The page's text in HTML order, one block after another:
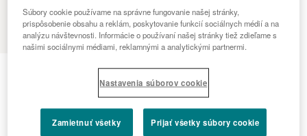
MENU
Dna je bežný typ zápalovej artritídy, ktorá sa
vyznačuje náhlymi, intenzívnymi epizódami
Súbory cookie používame na správne fungovanie našej stránky,
prispôsobenie obsahu a reklám, poskytovanie funkcií sociálnych médií a na
analýzu návštevnosti. Informácie o používaní našej stránky tiež zdieľame s
našimi sociálnymi médiami, reklamnými a analytickými partnermi.
Nastavenia súborov cookie
Zamietnuť všetky Prijať všetky súbory cookie